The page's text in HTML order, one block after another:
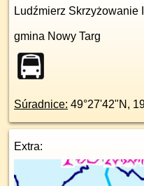
Ludźmierz Skrzyżowanie I
gmina Nowy Targ
Súradnice: 49°27'42"N ,
Extra: